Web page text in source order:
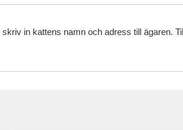
in kattens namn och adress till ägaren.